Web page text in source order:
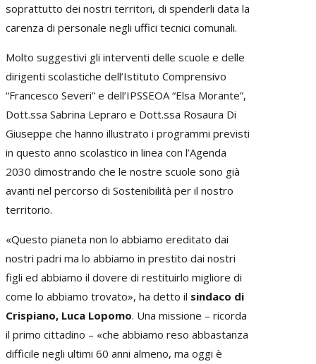
soprattutto dei nostri territori, di spenderli data la
carenza di personale negli uffici tecnici comunali.
Molto suggestivi gli interventi delle scuole e delle
dirigenti scolastiche dell’Istituto Comprensivo
“Francesco Severi” e dell’IPSSEOA “Elsa Morante”,
Dott.ssa Sabrina Lepraro e Dott.ssa Rosaura Di
Giuseppe che hanno illustrato i programmi previsti
in questo anno scolastico in linea con l’Agenda
2030 dimostrando che le nostre scuole sono già
avanti nel percorso di Sostenibilità per il nostro
territorio.
«Questo pianeta non lo abbiamo ereditato dai
nostri padri ma lo abbiamo in prestito dai nostri
figli ed abbiamo il dovere di restituirlo migliore di
come lo abbiamo trovato», ha detto il sindaco di
Crispiano, Luca Lopomo. Una missione – ricorda
il primo cittadino – «che abbiamo reso abbastanza
difficile negli ultimi 60 anni almeno, ma oggi è